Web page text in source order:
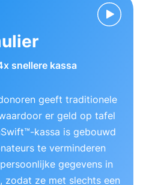
snellere kassa
geeft traditionele
er geld op tafel
kassa is gebouwd
te verminderen
gegevens in
zodat ze met slechts een